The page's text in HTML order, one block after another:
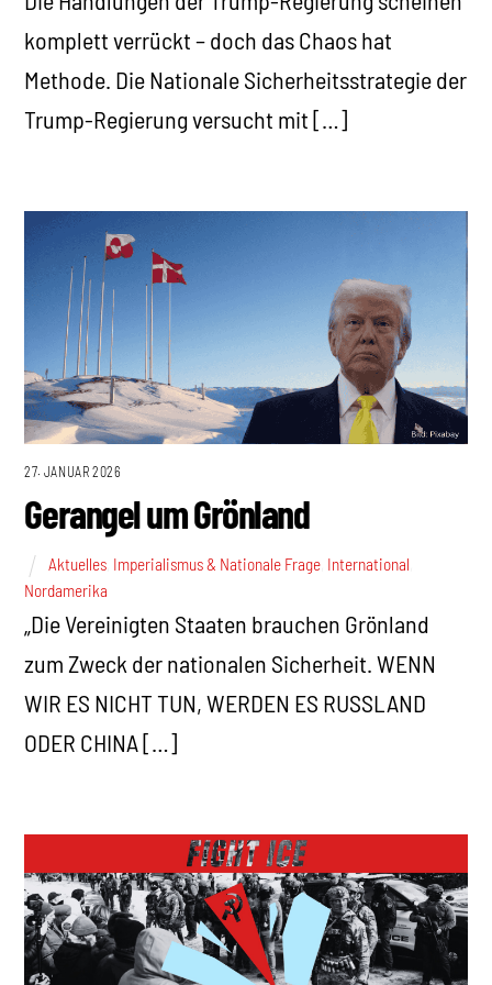
komplett verrückt – doch das Chaos hat
Methode. Die Nationale Sicherheitsstrategie der
Trump-Regierung versucht mit […]
27. JANUAR 2026
Gerangel um Grönland
Aktuelles Imperialismus & Nationale Frage International
Nordamerika
„Die Vereinigten Staaten brauchen Grönland
zum Zweck der nationalen Sicherheit. WENN
WIR ES NICHT TUN, WERDEN ES RUSSLAND
ODER CHINA […]